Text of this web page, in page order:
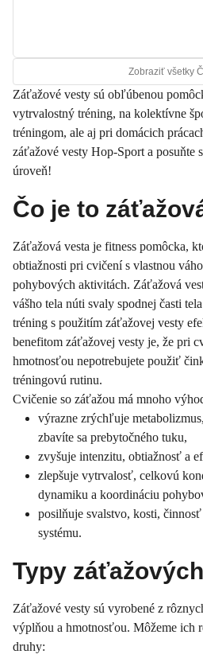
Zobraziť všetky
Záťažové vesty sú obľúbenou
vytrvalostný tréning, na kolektívne
tréningom, ale aj pri domácich
záťažové vesty Hop-Sport a posuňte
úroveň!
Čo je to
Záťažová vesta je fitness pomôcka,
obtiažnosti pri cvičení s vlastnou
pohybových aktivitách. Záťažová
vášho tela núti svaly spodnej časti
tréning s použitím záťažovej vesty
benefitom záťažovej vesty je, že pri
hmotnosťou nepotrebujete použiť
tréningovú rutinu.
Cvičenie so záťažou má mnoho
výrazne zrýchľuje
zbavíte sa prebytočného tuku,
zvyšuje intenzitu, obtiažnosť a
zlepšuje vytrvalosť, celkovú
dynamiku a koordináciu
posilňuje svalstvo, kosti,
systému.
Typy
Záťažové vesty sú vyrobené z
výplňou a hmotnosťou. Môžeme ich
druhy: